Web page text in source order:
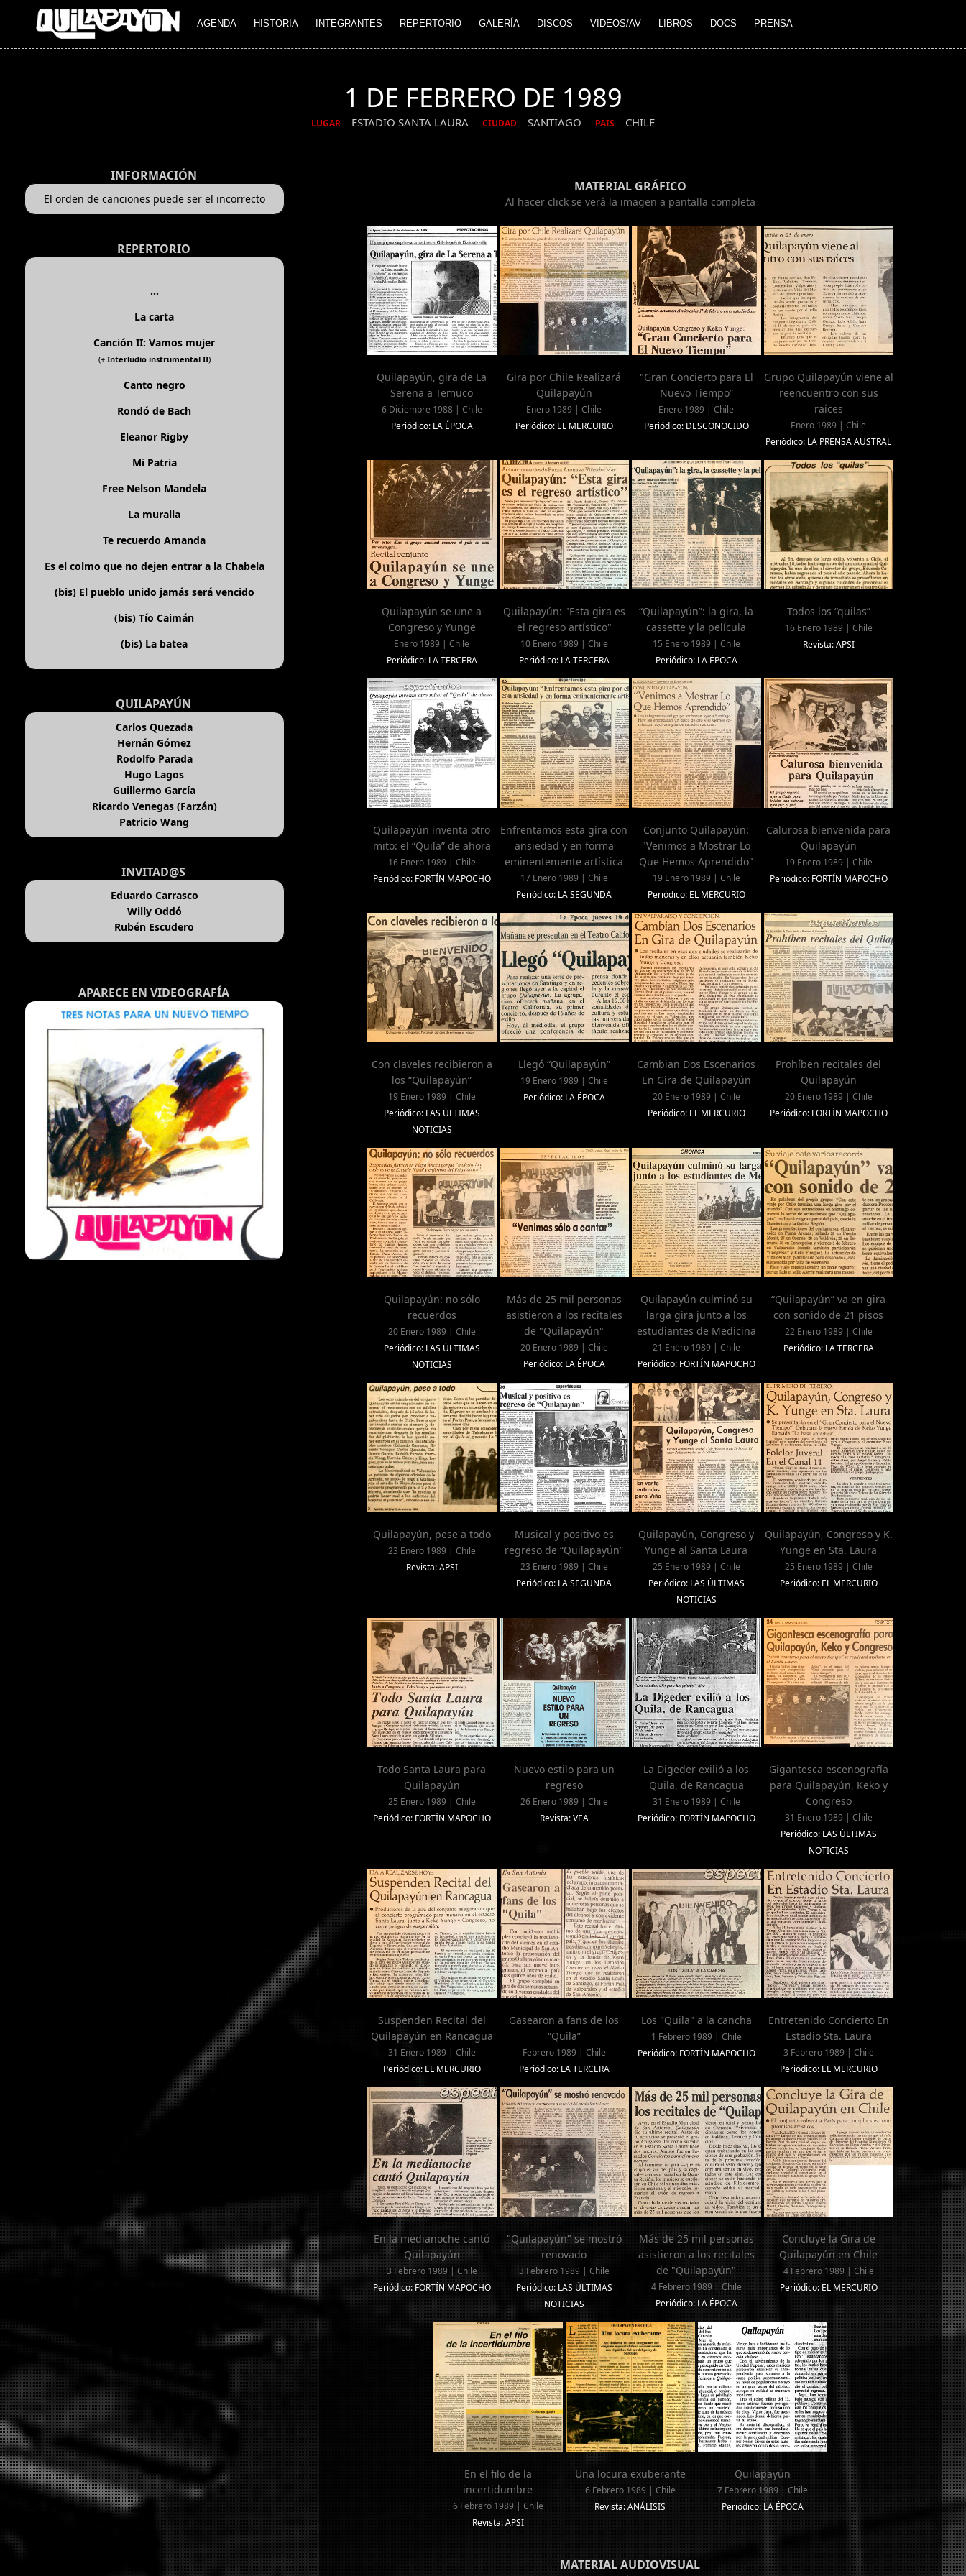
AGENDA HISTORIA INTEGRANTES REPERTORIO GALERÍA DISCOS VIDEOS/AV LIBROS DOCS PRENSA
1 DE FEBRERO DE 1989
LUGAR ESTADIO SANTA LAURA CIUDAD SANTIAGO PAIS CHILE
INFORMACIÓN
El orden de canciones puede ser el incorrecto
REPERTORIO
...
La carta
Canción II: Vamos mujer
(+ Interludio instrumental II)
Canto negro
Rondó de Bach
Eleanor Rigby
Mi Patria
Free Nelson Mandela
La muralla
Te recuerdo Amanda
Es el colmo que no dejen entrar a la Chabela
(bis) El pueblo unido jamás será vencido
(bis)Tío Caimán
(bis) La batea
QUILAPAYÚN
Carlos Quezada
Hernán Gómez
Rodolfo Parada
Hugo Lagos
Guillermo García
Ricardo Venegas (Farzán)
Patricio Wang
INVITAD@S
Eduardo Carrasco
Willy Oddó
Rubén Escudero
APARECE EN VIDEOGRAFÍA
MATERIAL GRÁFICO
Al hacer click se verá la imagen a pantalla completa
Quilapayún, gira de La
Serena a Temuco
6 Diciembre 1988 | Chile
Periódico: LA ÉPOCA
Gira por Chile Realizará
Quilapayún
Enero 1989 | Chile
Periódico: EL MERCURIO
"Gran Concierto para El
Nuevo Tiempo”
Enero 1989 | Chile
Periódico: DESCONOCIDO
Grupo Quilapayún viene al
reencuentro con sus
raíces
Enero 1989 | Chile
Periódico: LA PRENSA AUSTRAL
Quilapayún se une a
Congreso y Yunge
Enero 1989 | Chile
Periódico: LA TERCERA
Quilapayún: "Esta gira es
el regreso artístico"
10 Enero 1989 | Chile
Periódico: LA TERCERA
“Quilapayún”: la gira, la
cassette y la película
15 Enero 1989 | Chile
Periódico: LA ÉPOCA
Todos los “quilas”
16 Enero 1989 | Chile
Revista: APSI
Quilapayún inventa otro
mito: el “Quila” de ahora
16 Enero 1989 | Chile
Periódico: FORTÍN MAPOCHO
Enfrentamos esta gira con
ansiedad y en forma
eminentemente artística
17 Enero 1989 | Chile
Periódico: LA SEGUNDA
Conjunto Quilapayún:
"Venimos a Mostrar Lo
Que Hemos Aprendido"
19 Enero 1989 | Chile
Periódico: EL MERCURIO
Calurosa bienvenida para
Quilapayún
19 Enero 1989 | Chile
Periódico: FORTÍN MAPOCHO
Con claveles recibieron a
los “Quilapayún”
19 Enero 1989 | Chile
Periódico: LAS ÚLTIMAS
NOTICIAS
Llegó “Quilapayún”
19 Enero 1989 | Chile
Periódico: LA ÉPOCA
Cambian Dos Escenarios
En Gira de Quilapayún
20 Enero 1989 | Chile
Periódico: EL MERCURIO
Prohíben recitales del
Quilapayún
20 Enero 1989 | Chile
Periódico: FORTÍN MAPOCHO
Quilapayún: no sólo
recuerdos
20 Enero 1989 | Chile
Periódico: LAS ÚLTIMAS
NOTICIAS
Más de 25 mil personas
asistieron a los recitales
de "Quilapayún"
20 Enero 1989 | Chile
Periódico: LA ÉPOCA
Quilapayún culminó su
larga gira junto a los
estudiantes de Medicina
21 Enero 1989 | Chile
Periódico: FORTÍN MAPOCHO
“Quilapayún” va en gira
con sonido de 21 pisos
22 Enero 1989 | Chile
Periódico: LA TERCERA
Quilapayún, pese a todo
23 Enero 1989 | Chile
Revista: APSI
Musical y positivo es
regreso de “Quilapayún”
23 Enero 1989 | Chile
Periódico: LA SEGUNDA
Quilapayún, Congreso y
Yunge al Santa Laura
25 Enero 1989 | Chile
Periódico: LAS ÚLTIMAS
NOTICIAS
Quilapayún, Congreso y K.
Yunge en Sta. Laura
25 Enero 1989 | Chile
Periódico: EL MERCURIO
Todo Santa Laura para
Quilapayún
25 Enero 1989 | Chile
Periódico: FORTÍN MAPOCHO
Nuevo estilo para un
regreso
26 Enero 1989 | Chile
Revista: VEA
La Digeder exilió a los
Quila, de Rancagua
31 Enero 1989 | Chile
Periódico: FORTÍN MAPOCHO
Gigantesca escenografía
para Quilapayún, Keko y
Congreso
31 Enero 1989 | Chile
Periódico: LAS ÚLTIMAS
NOTICIAS
Suspenden Recital del
Quilapayún en Rancagua
31 Enero 1989 | Chile
Periódico: EL MERCURIO
Gasearon a fans de los
“Quila”
Febrero 1989 | Chile
Periódico: LA TERCERA
Los "Quila" a la cancha
1 Febrero 1989 | Chile
Periódico: FORTÍN MAPOCHO
Entretenido Concierto En
Estadio Sta. Laura
3 Febrero 1989 | Chile
Periódico: EL MERCURIO
En la medianoche cantó
Quilapayún
3 Febrero 1989 | Chile
Periódico: FORTÍN MAPOCHO
"Quilapayún" se mostró
renovado
3 Febrero 1989 | Chile
Periódico: LAS ÚLTIMAS
NOTICIAS
Más de 25 mil personas
asistieron a los recitales
de "Quilapayún"
4 Febrero 1989 | Chile
Periódico: LA ÉPOCA
Concluye la Gira de
Quilapayún en Chile
4 Febrero 1989 | Chile
Periódico: EL MERCURIO
En el filo de la
incertidumbre
6 Febrero 1989 | Chile
Revista: APSI
Una locura exuberante
6 Febrero 1989 | Chile
Revista: ANÁLISIS
Quilapayún
7 Febrero 1989 | Chile
Periódico: LA ÉPOCA
MATERIAL AUDIOVISUAL